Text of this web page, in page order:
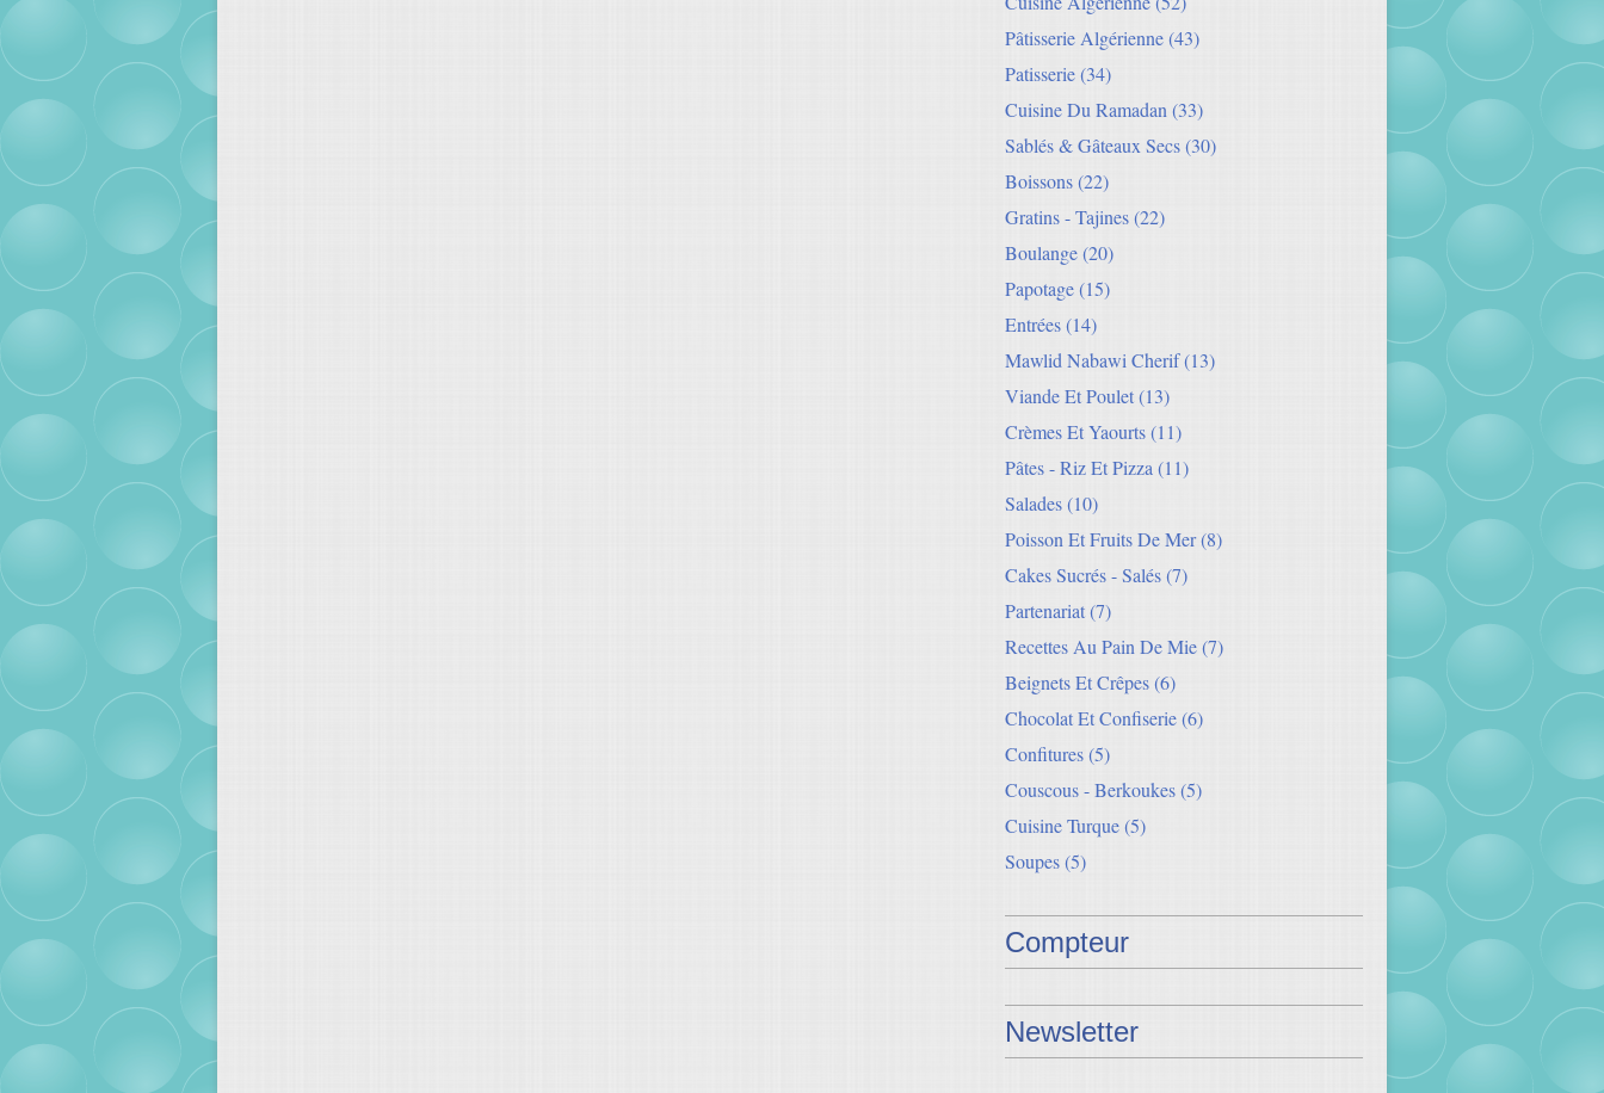
Pâtisserie Algérienne(43)
Patisserie(34)
Cuisine Du Ramadan (33)
Sablés & Gâteaux Secs(30)
Boissons(22)
Gratins - Tajines(22)
Boulange(20)
Papotage(15)
Entrées(14)
Mawlid Nabawi Cherif(13)
Viande Et Poulet(13)
Crèmes Et Yaourts(11)
Pâtes - Riz Et Pizza (11)
Salades(10)
Poisson Et Fruits De Mer(8)
Cakes Sucrés - Salés(7)
Partenariat(7)
Recettes Au Pain De Mie(7)
Beignets Et Crêpes(6)
Chocolat Et Confiserie(6)
Confitures(5)
Couscous - Berkoukes(5)
Cuisine Turque(5)
Soupes(5)
Compteur
Newsletter